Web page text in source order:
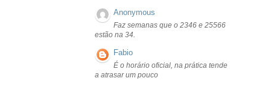
Anonymous
Faz semanas que o 2346 e 25566
estão na 34.
Fabio
É o horário oficial, na prática tende
a atrasar um pouco